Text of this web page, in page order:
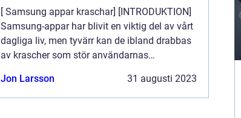
[ Samsung appar kraschar] [INTRODUKTION]
Samsung-appar har blivit en viktig del av vårt
dagliga liv, men tyvärr kan de ibland drabbas
av krascher som stör användarnas
en detaljerad översikt av problemet me...
Jon Larsson 31 augusti 2023